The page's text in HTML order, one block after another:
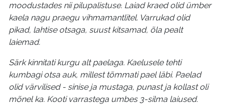
moodustades nii pilupalistuse. Laiad kraed olid ümber
kaela nagu praegu vihmamantlitel. Varrukad olid
pikad, lahtise otsaga, suust kitsamad, õla pealt
laiemad.
Särk kinnitati kurgu alt paelaga. Kaelusele tehti
kumbagi otsa auk, millest tõmmati pael läbi. Paelad
olid värvilised - sinise ja mustaga, punast ja kollast oli
mõnel ka. Kooti varrastega umbes 3-silma laiused.